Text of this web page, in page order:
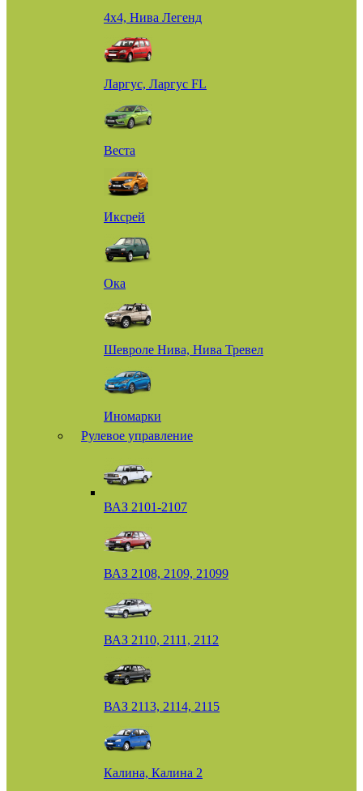
4х4, Нива Легенд
Ларгус, Ларгус FL
Веста
Иксрей
Ока
Шевроле Нива, Нива Тревел
Иномарки
Рулевое управление
ВАЗ 2101-2107
ВАЗ 2108, 2109, 21099
ВАЗ 2110, 2111, 2112
ВАЗ 2113, 2114, 2115
Калина, Калина 2